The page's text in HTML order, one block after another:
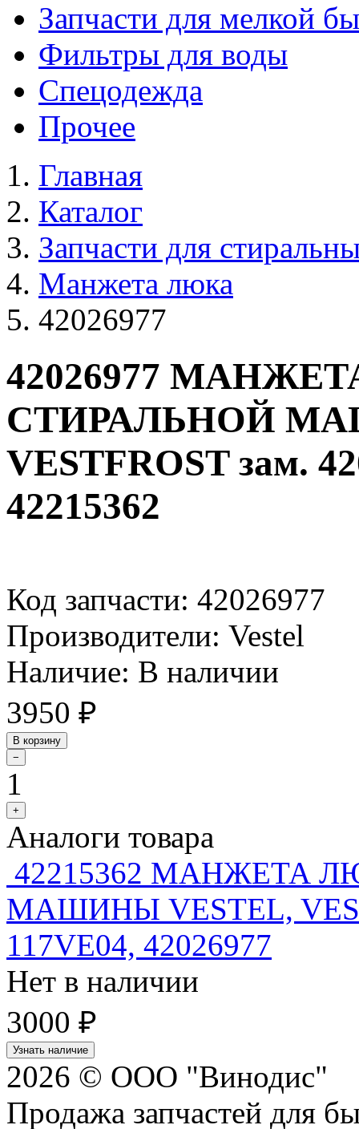
Запчасти для мелкой
Фильтры для воды
Спецодежда
Прочее
Главная
Каталог
Запчасти для
Манжета люка
42026977
42026977
СТИРАЛЬНОЙ
VESTFROST зам.
42215362
Код запчасти: 42026977
Производители: Vestel
Наличие: В наличии
3950 ₽
В корзину
−
1
+
Аналоги товара
42215362 МАНЖЕТА
МАШИНЫ VESTEL,
117VE04, 42026977
Нет в наличии
3000 ₽
Узнать наличие
2026 © ООО "Винодис"
Продажа запчастей для